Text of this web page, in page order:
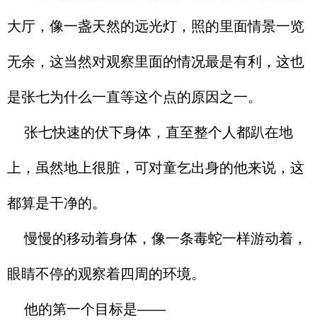
大厅，像一盏天然的远光灯，照的里面情景一览
无余，这当然对观察里面的情况最是有利，这也
是张七为什么一直等这个点的原因之一。
张七快速的伏下身体，直至整个人都趴在地
上，虽然地上很脏，可对童乞出身的他来说，这
都算是干净的。
慢慢的移动着身体，像一条毒蛇一样游动着，
眼睛不停的观察着四周的环境。
他的第一个目标是——